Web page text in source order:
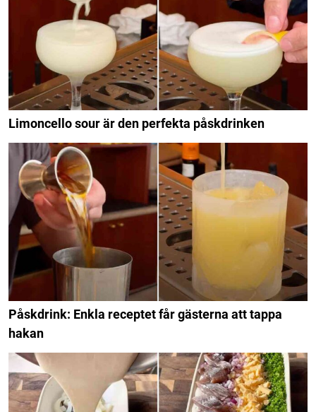
Limoncello sour är den perfekta påskdrinken
Påskdrink: Enkla receptet får gästerna att tappa
hakan